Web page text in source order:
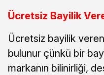
Ücretsiz Bayilik
Ücretsiz bayilik
bulunur çünkü bir
markanın bilinirliği,